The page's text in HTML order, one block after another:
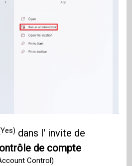
dans l' invite de
de compte
Control)